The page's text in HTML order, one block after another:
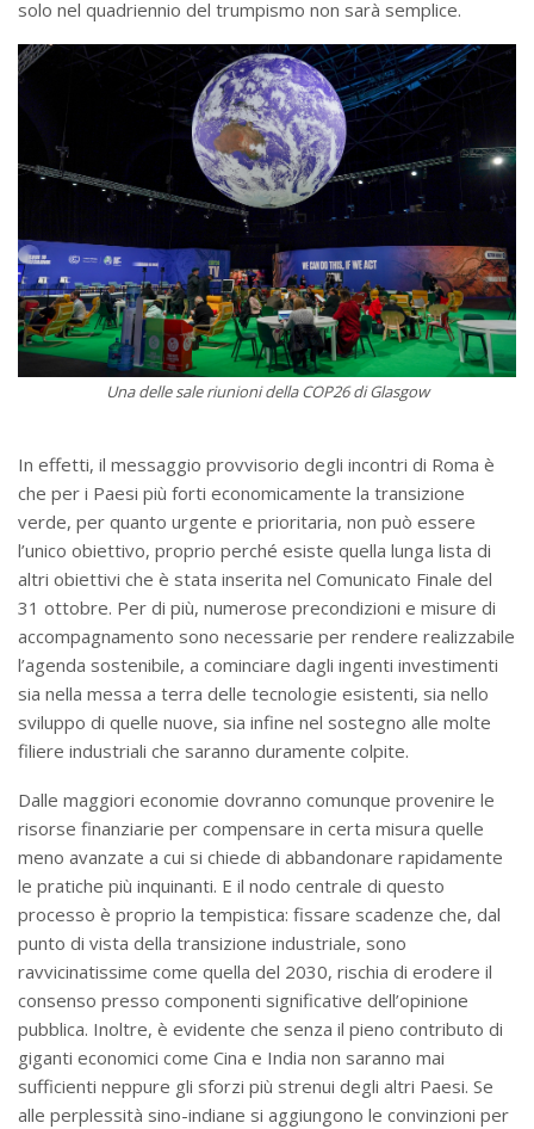
solo nel quadriennio del trumpismo non sarà semplice.
Una delle sale riunioni della COP26 di Glasgow
In effetti, il messaggio provvisorio degli incontri di Roma è
che per i Paesi più forti economicamente la transizione
verde, per quanto urgente e prioritaria, non può essere
l’unico obiettivo, proprio perché esiste quella lunga lista di
altri obiettivi che è stata inserita nel Comunicato Finale del
31 ottobre. Per di più, numerose precondizioni e misure di
accompagnamento sono necessarie per rendere realizzabile
l’agenda sostenibile, a cominciare dagli ingenti investimenti
sia nella messa a terra delle tecnologie esistenti, sia nello
sviluppo di quelle nuove, sia infine nel sostegno alle molte
filiere industriali che saranno duramente colpite.
Dalle maggiori economie dovranno comunque provenire le
risorse finanziarie per compensare in certa misura quelle
meno avanzate a cui si chiede di abbandonare rapidamente
le pratiche più inquinanti. E il nodo centrale di questo
processo è proprio la tempistica: fissare scadenze che, dal
punto di vista della transizione industriale, sono
ravvicinatissime come quella del 2030, rischia di erodere il
consenso presso componenti significative dell’opinione
pubblica. Inoltre, è evidente che senza il pieno contributo di
giganti economici come Cina e India non saranno mai
sufficienti neppure gli sforzi più strenui degli altri Paesi. Se
alle perplessità sino-indiane si aggiungono le convinzioni per